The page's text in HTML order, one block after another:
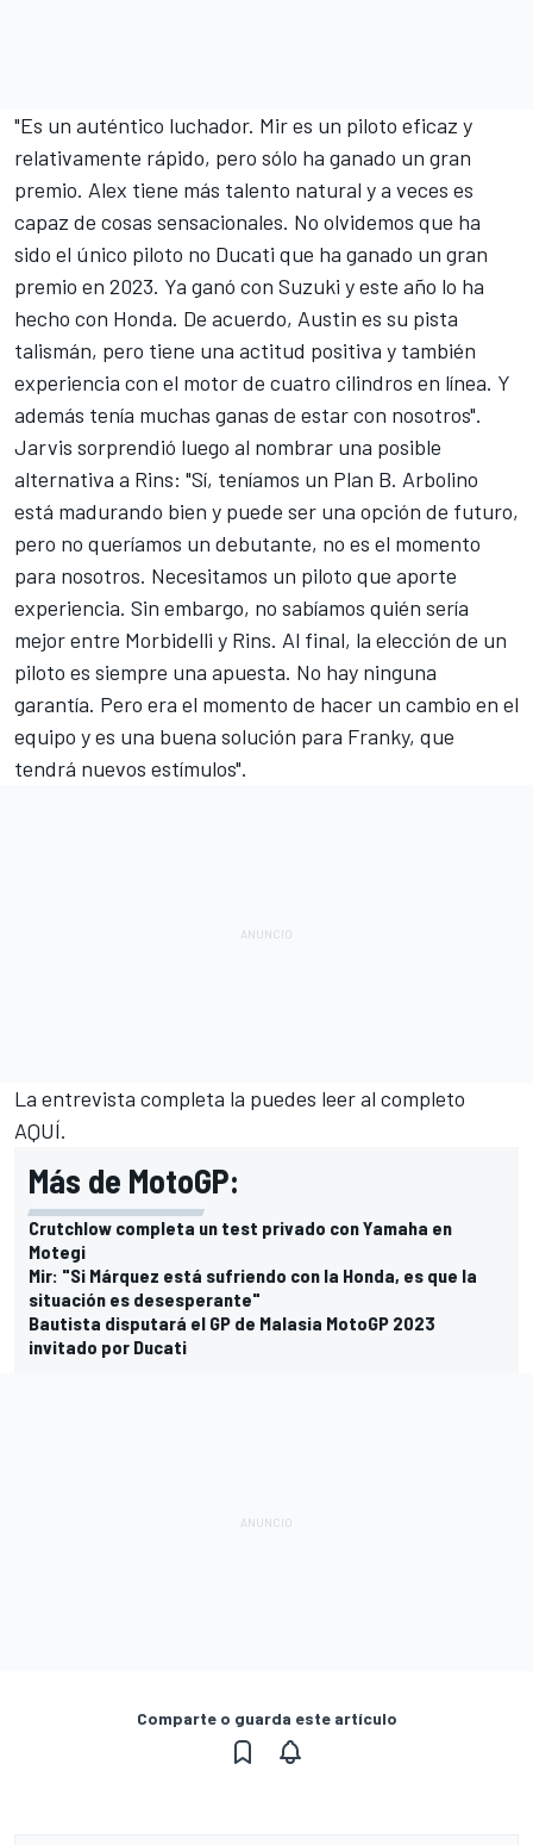
"Es un auténtico luchador. Mir es un piloto eficaz y
relativamente rápido, pero sólo ha ganado un gran
premio. Alex tiene más talento natural y a veces es
capaz de cosas sensacionales. No olvidemos que ha
sido el único piloto no Ducati que ha ganado un gran
premio en 2023. Ya ganó con Suzuki y este año lo ha
hecho con Honda. De acuerdo, Austin es su pista
talismán, pero tiene una actitud positiva y también
experiencia con el motor de cuatro cilindros en línea. Y
además tenía muchas ganas de estar con nosotros".
Jarvis sorprendió luego al nombrar una posible
alternativa a Rins: "Sí, teníamos un Plan B. Arbolino
está madurando bien y puede ser una opción de futuro,
pero no queríamos un debutante, no es el momento
para nosotros. Necesitamos un piloto que aporte
experiencia. Sin embargo, no sabíamos quién sería
mejor entre Morbidelli y Rins. Al final, la elección de un
piloto es siempre una apuesta. No hay ninguna
garantía. Pero era el momento de hacer un cambio en el
equipo y es una buena solución para Franky, que
tendrá nuevos estímulos".
La entrevista completa la puedes leer al completo
AQUÍ.
Más de MotoGP:
Crutchlow completa un test privado con Yamaha en
Motegi
Mir: "Si Márquez está sufriendo con la Honda, es que la
situación es desesperante"
Bautista disputará el GP de Malasia MotoGP 2023
invitado por Ducati
Comparte o guarda este artículo